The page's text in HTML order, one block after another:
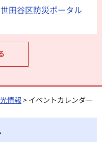
世田谷区防災ポータル
情報> イベントカレンダー